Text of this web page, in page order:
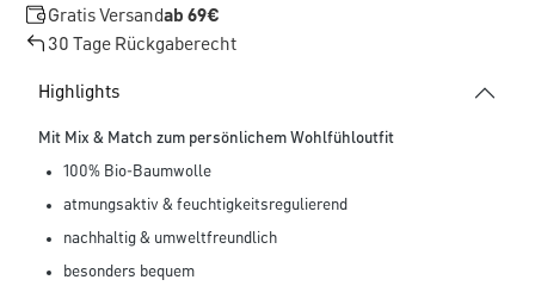
Gratis Versandab 69€
30 Tage Rückgaberecht
Highlights
Mit Mix & Match zum persönlichem Wohlfühloutfit
100% Bio-Baumwolle
atmungsaktiv & feuchtigkeitsregulierend
nachhaltig & umweltfreundlich
besonders bequem